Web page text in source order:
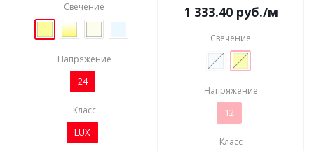
Свечение
Напряжение
24
Класс
LUX
1 333.40руб./м
Свечение
Напряжение
12
Класс